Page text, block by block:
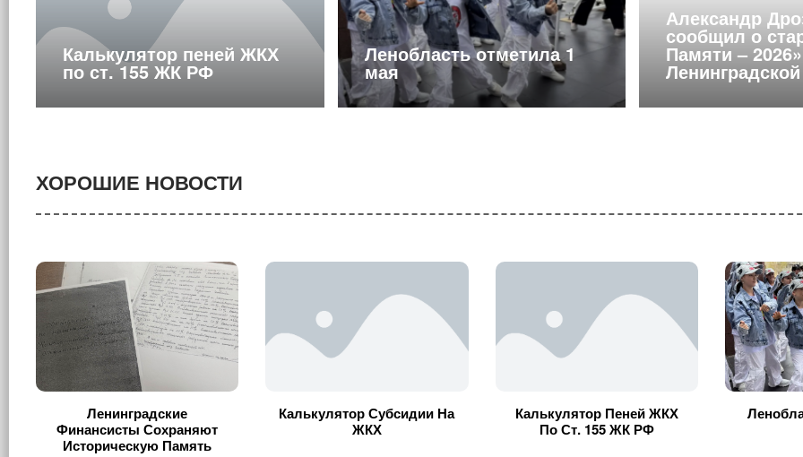
Калькулятор пеней ЖКХ
по ст. 155 ЖК РФ
Ленобласть отметила 1
мая
Александр
сообщил о
Памяти –
ХОРОШИЕ НОВОСТИ
Ленинградские
Финансисты Сохраняют
Историческую Память
Калькулятор Субсидии На
ЖКХ
Калькулятор Пеней ЖКХ
По Ст. 155 ЖК РФ